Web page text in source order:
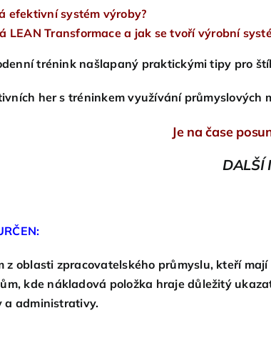
efektivní systém výroby?
LEAN Transformace a jak se tvoří výrobní
trénink našlapaný praktickými tipy pro
her s tréninkem využívání
Je na čase
DALŠÍ
z oblasti zpracovatelského průmyslu, kteří
kde nákladová položka hraje důležitý
a administrativy.